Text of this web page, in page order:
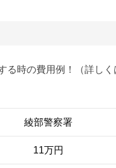
る時の費用例！（詳し
綾部警察署
11万円